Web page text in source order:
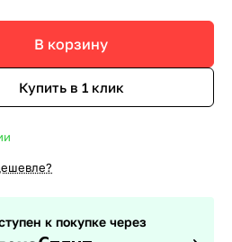
В корзину
Купить в 1 клик
к покупке через